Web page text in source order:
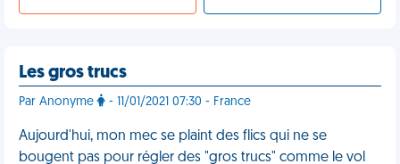
Les gros trucs
Par Anonyme - 11/01/2021 07:30 - France
Aujourd'hui, mon mec se plaint des flics qui ne se
bougent pas pour régler des "gros trucs" comme le vol